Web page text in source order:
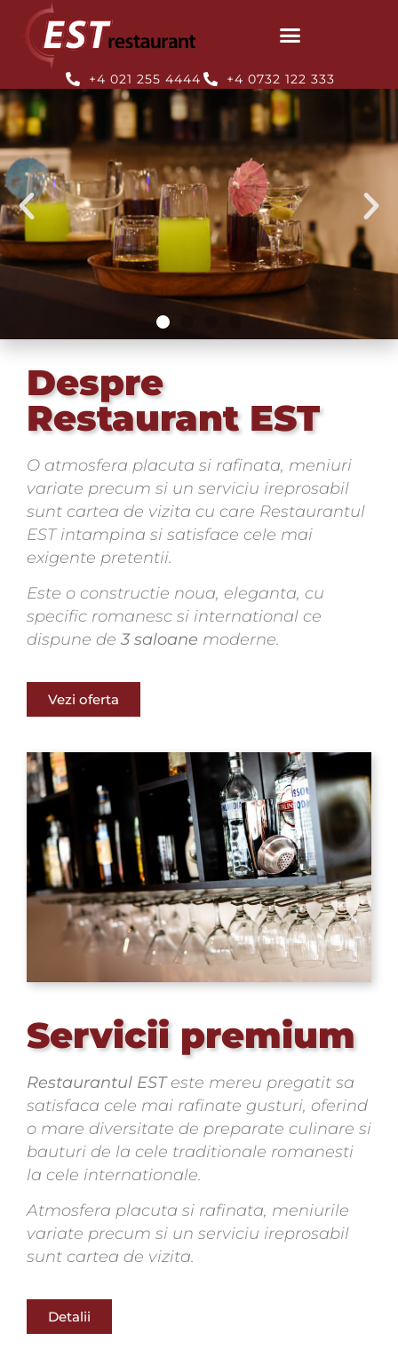
+4 021 255 4444 +4 0732 122 333
Despre
Restaurant EST
O atmosfera placuta si rafinata, meniuri
variate precum si un serviciu ireprosabil
sunt cartea de vizita cu care Restaurantul
EST intampina si satisface cele mai
exigente pretentii.
Este o constructie noua, eleganta, cu
specific romanesc si international ce
dispune de3 saloane moderne.
Vezi oferta
Servicii premium
Restaurantul ESTeste mereu pregatit sa
satisfaca cele mai rafinate gusturi, oferind
o mare diversitate de preparate culinare si
bauturi de la cele traditionale romanesti
la cele internationale.
Atmosfera placuta si rafinata, meniurile
variate precum si un serviciu ireprosabil
sunt cartea de vizita.
Detalii